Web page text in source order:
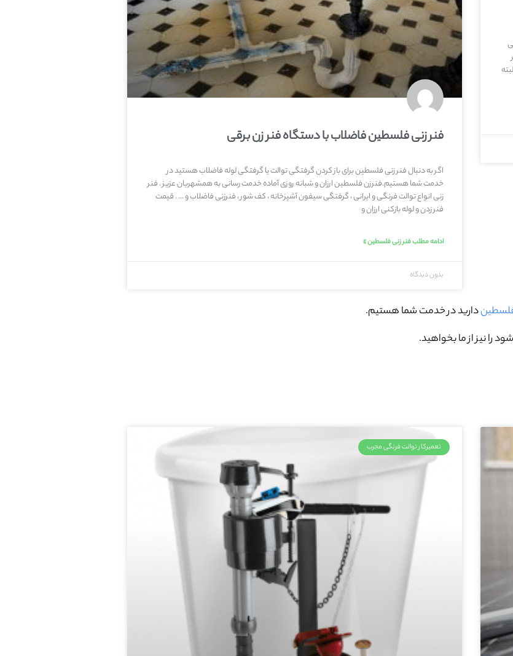
فنر زنی فلسطین فاضلاب با دستگاه فنر زن برقی
اگر به دنبال فنر زنی فلسطین برای باز کردن گرفتگی توالت یا گرفتگی لوله فاضلاب هستید در
خدمت شما هستیم.فنرزن فلسطین ارزان و شبانه روزی آماده خدمت رسانی به همشهریان عزیز . فنر
زنی انواع توالت فرنگی و ایرانی ، گرفتگی سیفون آشپزخانه ، کف شور ، فنرزنی فاضلاب و … . قیمت
فنر زدن و لوله بازکنی ارزان و
ادامه مطلب فنر زنی فلسطین »
بدون دیدگاه
دارید در خدمت شما هستیم.
را نیز از ما بخواهید.
تعمیرکار توالت فرنگی مجرب